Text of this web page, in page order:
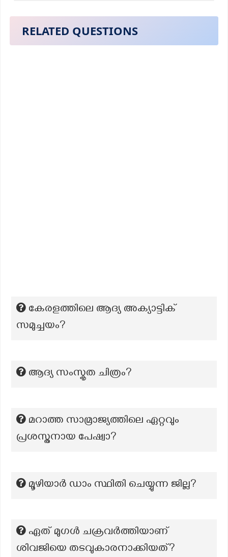
RELATED QUESTIONS
കേരളത്തിലെ ആദ്യ അക്യാട്ടിക്
സമുച്ചയം?
ആദ്യ സംസ്കൃത ചിത്രം?
മറാത്ത സാമ്രാജ്യത്തിലെ ഏറ്റവും
പ്രശസ്തനായ പേഷ്വാ?
മൂഴിയാർ ഡാം സ്ഥിതി ചെയ്യുന്ന ജില്ല?
ഏത് മുഗൾ ചക്രവർത്തിയാണ്
ശിവജിയെ തടവുകാരനാക്കിയത്?